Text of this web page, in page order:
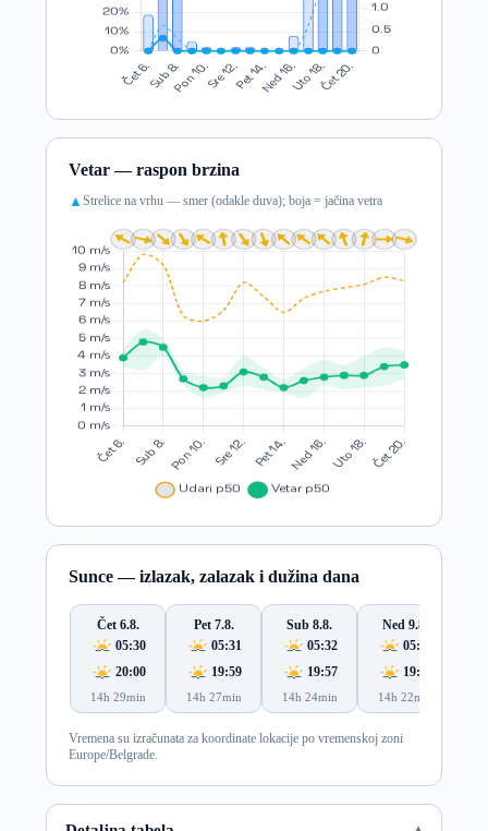
Vetar — raspon brzina
▲ Strelice na vrhu — smer (odakle duva); boja = jačina vetra
Sunce — izlazak, zalazak i dužina dana
Čet 6.8.
05:30
20:00
14h 29min
Pet 7.8.
05:31
19:59
14h 27min
Sub 8.8.
05:32
19:57
14h 24min
Ned 9.8.
05:34
19:56
14h 22min
Vremena su izračunata za koordinate lokacije po vremenskoj zoni
Europe/Belgrade.